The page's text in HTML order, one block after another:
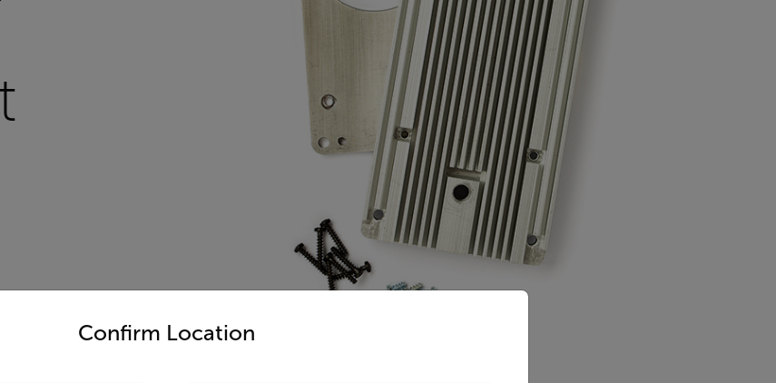
Confirm Location
language from the options below to access the appropriate version of our website.